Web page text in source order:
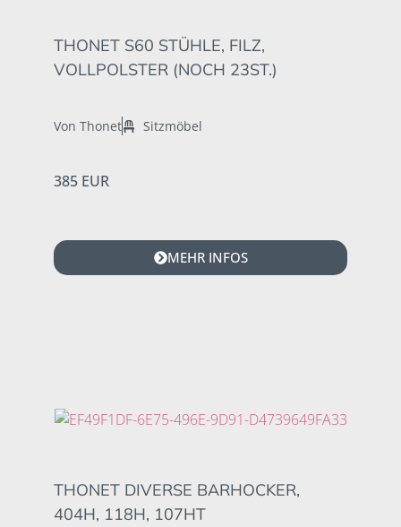
THONET S60 STÜHLE, FILZ,
VOLLPOLSTER (NOCH 23ST.)
Von Thonet Sitzmöbel
385 EUR
MEHR INFOS
THONET DIVERSE BARHOCKER,
404H, 118H, 107HT